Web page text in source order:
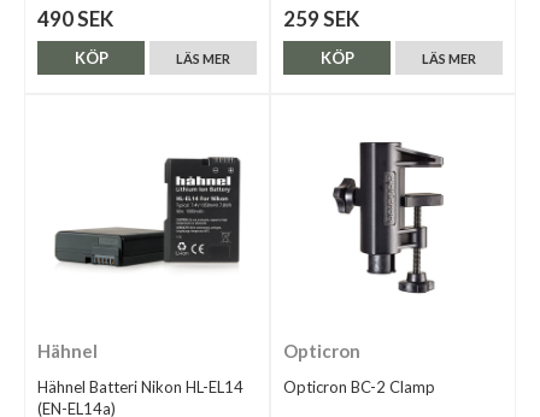
490 SEK
LÄS MER
KÖP
259 SEK
LÄS MER
KÖP
Hähnel
Hähnel Batteri Nikon HL-EL14
(EN-EL14a)
Opticron
Opticron BC-2 Clamp